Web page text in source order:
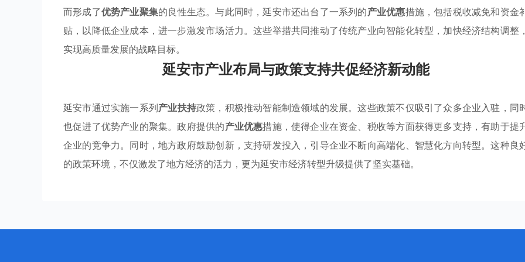
而形成了优势产业聚集的良性生态。与此同时，延安市还出台了一系列的产业优惠措施，包括税收减免和资金
贴，以降低企业成本，进一步激发市场活力。这些举措共同推动了传统产业向智能化转型，加快经济结构调整，
实现高质量发展的战略目标。
延安市产业布局与政策支持共促经济新动能
延安市通过实施一系列产业扶持政策，积极推动智能制造领域的发展。这些政策不仅吸引了众多企业入驻，同
也促进了优势产业的聚集。政府提供的产业优惠措施，使得企业在资金、税收等方面获得更多支持，有助于提
企业的竞争力。同时，地方政府鼓励创新，支持研发投入，引导企业不断向高端化、智慧化方向转型。这种良
的政策环境，不仅激发了地方经济的活力，更为延安市经济转型升级提供了坚实基础。